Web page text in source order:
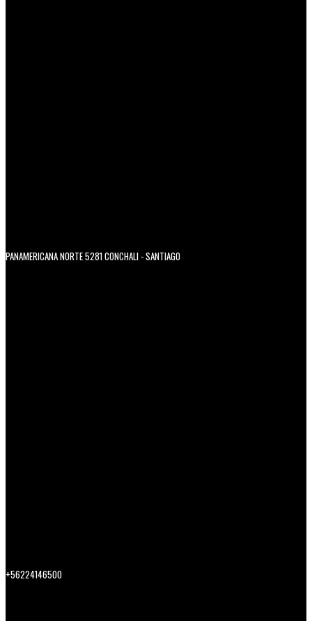
PANAMERICANA NORTE 5281 CONCHALI - SANTIAGO
+56224146500